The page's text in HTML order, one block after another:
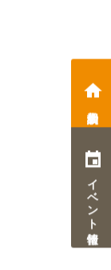
イベント情報